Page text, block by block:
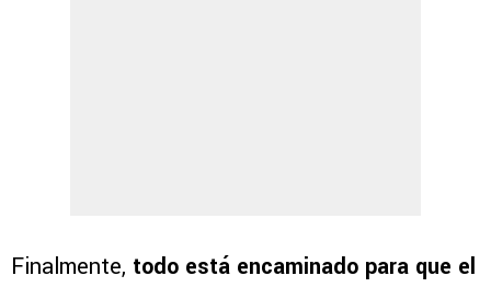
Finalmente, todo está encaminado para que el